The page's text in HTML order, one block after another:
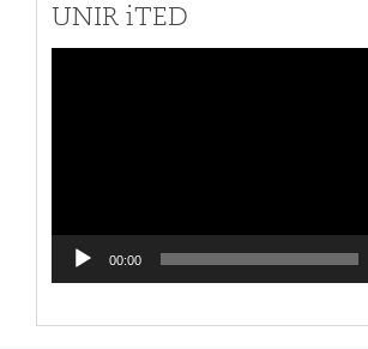
UNIR iTED
00:00